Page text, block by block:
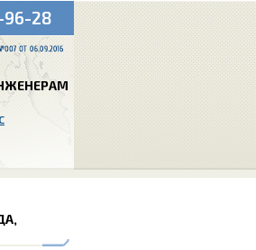
96-28